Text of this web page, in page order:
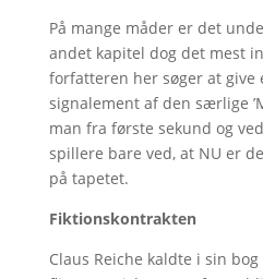
På mange måder er det
andet kapitel dog det mest
forfatteren her søger at give
signalement af den særlige
man fra første sekund og
spillere bare ved, at NU er
på tapetet.
Fiktionskontrakten
Claus Reiche kaldte i sin